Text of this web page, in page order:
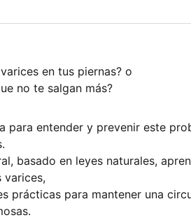
en tus piernas? o
no te salgan más?
para entender y prevenir este
basado en leyes naturales,
varices,
prácticas para mantener una